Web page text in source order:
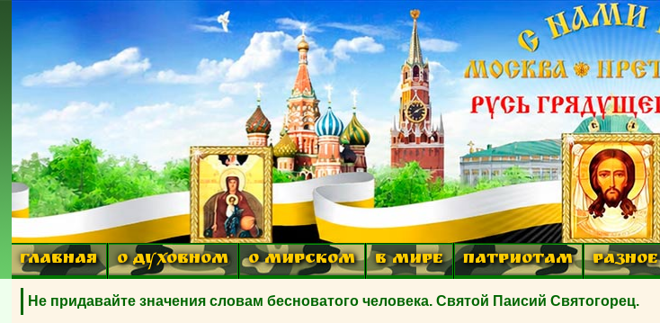
ГЛАВНАЯ О ДУХОВНОМ О МИРСКОМ В МИРЕ ПАТРИОТАМ РАЗНОЕ
Не придавайте значения словам бесноватого человека. Святой Паисий Святогорец.